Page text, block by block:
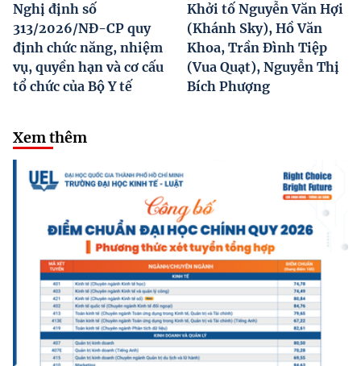
Nghị định số
313/2026/NĐ-CP quy
định chức năng, nhiệm
vụ, quyền hạn và cơ cấu
tổ chức của Bộ Y tế
Khởi tố Nguyễn Văn Hợi
(Khánh Sky), Hồ Văn
Khoa, Trần Đình Tiệp
(Vua Quạt), Nguyễn Thị
Bích Phượng
Xem thêm